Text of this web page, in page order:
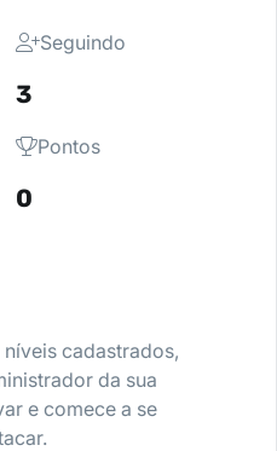
Seguindo
3
Pontos
0
cadastrados,
da sua
e comece a se